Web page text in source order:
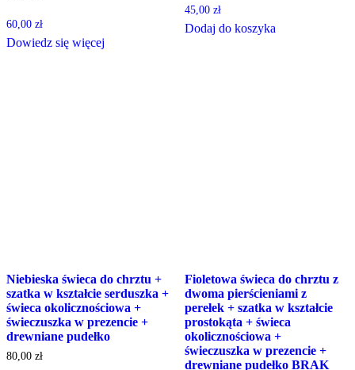
60,00 zł
Dowiedz się więcej
45,00 zł
Dodaj do koszyka
Niebieska świeca do chrztu +
szatka w kształcie serduszka +
świeca okolicznościowa +
świeczuszka w prezencie +
drewniane pudełko
80,00 zł
Fioletowa świeca do chrztu z
dwoma pierścieniami z
perełek + szatka w kształcie
prostokąta + świeca
okolicznościowa +
świeczuszka w prezencie +
drewniane pudełko BRAK